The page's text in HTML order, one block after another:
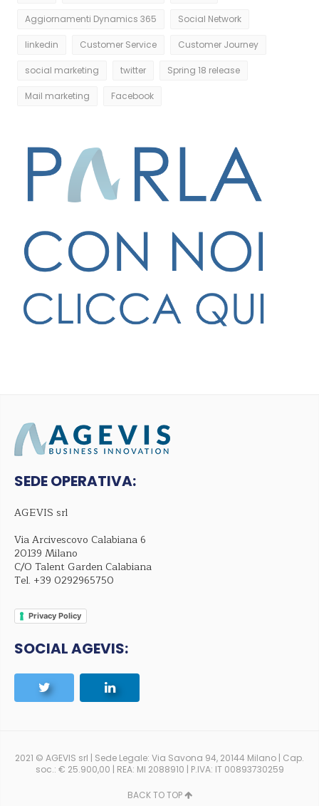
Aggiornamenti Dynamics 365 Social Network
linkedin Customer Service Customer Journey
social marketing twitter Spring 18 release
Mail marketing Facebook
SEDE OPERATIVA:
AGEVIS srl
Via Arcivescovo Calabiana 6
20139 Milano
C/O Talent Garden Calabiana
Tel. +39 0292965750
Privacy Policy
SOCIAL AGEVIS:
2021 © AGEVIS srl | Sede Legale: Via Savona 94, 20144 Milano | Cap.
soc.: € 25.900,00 | REA: MI 2088910 | P.IVA: IT 00893730259
BACK TO TOP